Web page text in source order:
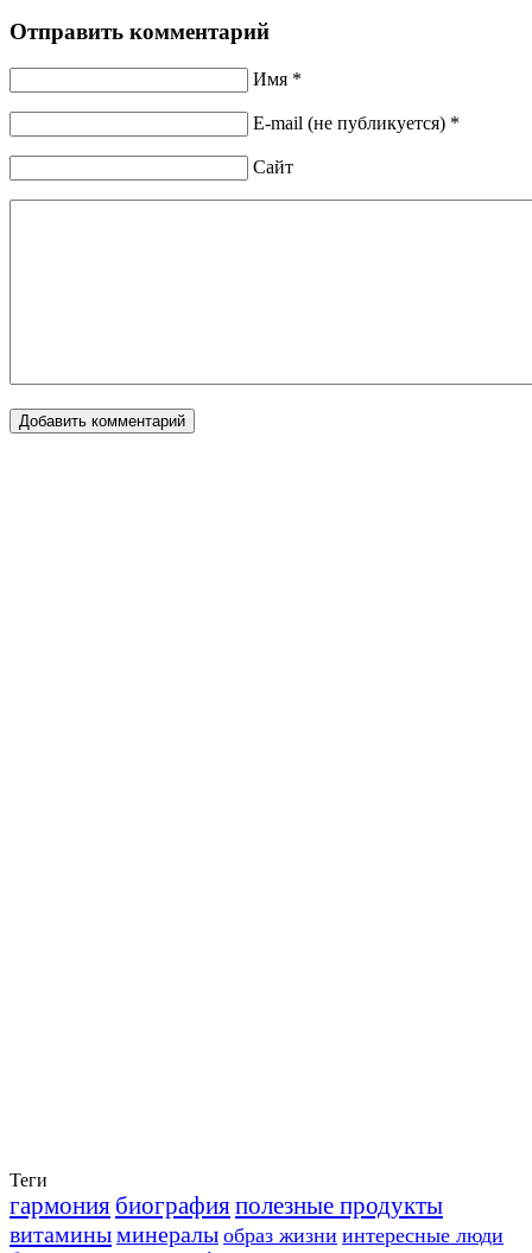
Отправить комментарий
Имя *
E-mail (не публикуется) *
Сайт
Теги
гармония биографияполезные продукты
витаминыминералы образ жизни интересные люди